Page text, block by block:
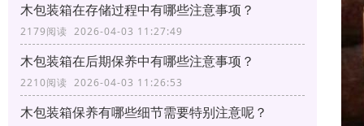
木包装箱在存储过程中有哪些注意事项？
2179阅读 2026-04-03 11:27:49
木包装箱在后期保养中有哪些注意事项？
2210阅读 2026-04-03 11:26:53
木包装箱保养有哪些细节需要特别注意呢？